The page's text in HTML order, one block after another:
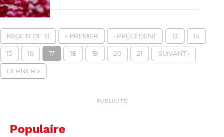
PAGE 17 OF 31 « PREMIER ‹ PRÉCÉDENT 13 14
15 16 17 18 19 20 21 SUIVANT ›
DERNIER »
PUBLICITÉ
Populaire